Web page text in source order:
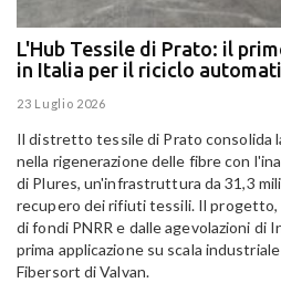
L'Hub Tessile di Prato: il
in Italia per il riciclo
23 Luglio 2026
Il distretto tessile di Prato consolida
nella rigenerazione delle fibre con
di Plures, un'infrastruttura da 31,3
recupero dei rifiuti tessili. Il progetto,
di fondi PNRR e dalle agevolazioni di
prima applicazione su scala
Fibersort di Valvan.